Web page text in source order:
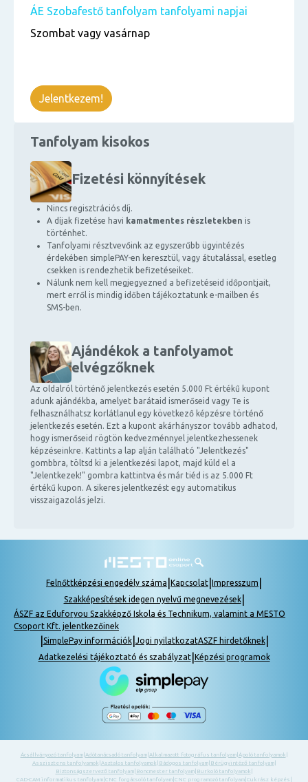
Tanfolyam kisokos
Fizetési könnyítések
Nincs regisztrációs díj.
A díjak fizetése havi kamatmentes részletekben is
történhet.
Tanfolyami résztvevőink az egyszerűbb ügyintézés
érdekében simplePAY-en keresztül, vagy átutalással, esetleg
csekken is rendezhetik befizetéseiket.
Nálunk nem kell megjegyezned a befizetéseid időpontjait,
mert erről is mindig időben tájékoztatunk e-mailben és
SMS-ben.
Ajándékok a tanfolyamot
elvégzőknek
Az oldalról történő jelentkezés esetén 5.000 Ft értékű kupont
adunk ajándékba, amelyet barátaid ismerőseid vagy Te is
felhasználhatsz korlátlanul egy következő képzésre történő
jelentkezés esetén. Ezt a kupont akárhányszor tovább adhatod,
hogy ismerőseid rögtön kedvezménnyel jelentkezhessenek
képzéseinkre. Kattints a lap alján található "Jelentkezés"
gombbra, töltsd ki a jelentkezési lapot, majd küld el a
"Jelentkezek!" gombra kattintva és már tiéd is az 5.000 Ft
értékű kupon. A sikeres jelentkezést egy automatikus
visszaigazolás jelzi.
ÁE Szobafestő tanfolyam tanfolyami napjai
Szombat vagy vasárnap
Jelentkezem!
Felnőttképzési engedély száma Kapcsolat Impresszum
Szakképesítések idegen nyelvű megnevezések|
ÁSZF az Eduforyou Szakképző Iskola és Technikum, valamint a MESTO
Csoport Kft. jelentkezőinek
SimplePay információk| Jogi nyilatkozatASZF hirdetőknek|
Adatkezelési tájékoztató és szabályzat| Képzési programok
Ácsállványozó tanfolyam| Adótanácsadó tanfolyam| Alkalmazott fotográfus tanfolyam| Ápoló tanfolyamok
Asszisztens tanfolyamok Asztalos tanfolyamok Bádogos tanfolyam| Bérügyintéző tanfolyam|
Biztonságszervező tanfolyam| Boncmester tanfolyam| Burkoló tanfolyamok
CAD-CAM informatikus tanfolyam| CNC forgácsoló tanfolyam| CNC programozó tanfolyam| Cukrász képzés